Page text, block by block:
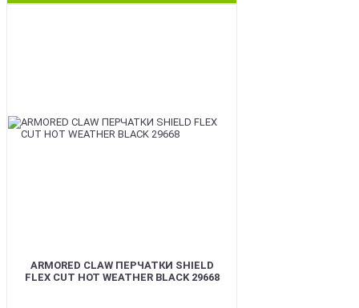
ARMORED CLAW ПЕРЧАТКИ SHIELD
FLEX CUT HOT WEATHER BLACK 29668